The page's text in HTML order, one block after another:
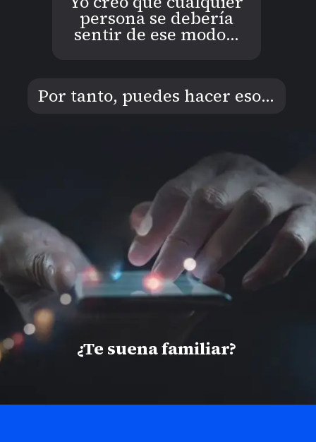
¿Te suena familiar?
persona se debería
sentir de ese modo…
Por tanto, puedes hacer eso...